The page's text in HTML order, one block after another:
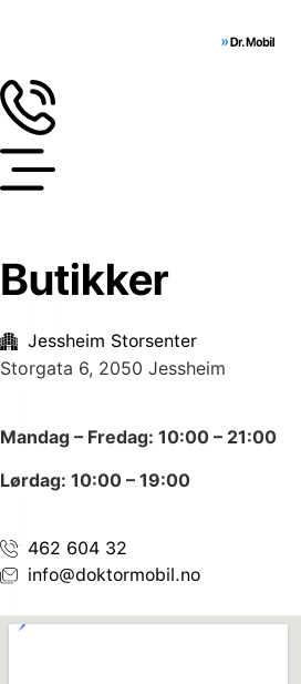
Butikker
Jessheim Storsenter
Storgata 6, 2050 Jessheim
Mandag – Fredag: 10:00 – 21:00
Lørdag: 10:00 – 19:00
462 604 32
info@doktormobil.no